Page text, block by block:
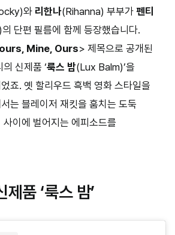
와 리한나(Rihanna) 부부가 펜티
단편 필름에 함께 등장했습니다.
Mine, Ours> 제목으로 공개된
신제품 ‘룩스 밤(Lux Balm)’을
죠. 옛 할리우드 흑백 영화 스타일을
는 블레이저 재킷을 훔치는 도둑
이에 벌어지는 에피소드를
품 ‘룩스 밤’